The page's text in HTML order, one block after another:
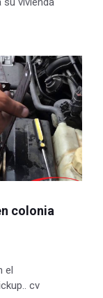
colonia
el
cv